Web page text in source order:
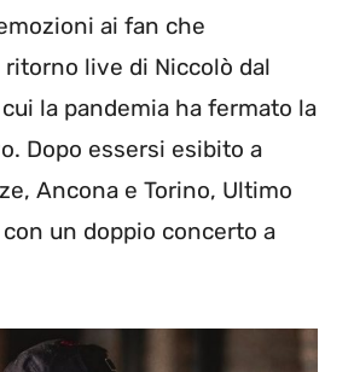
ai fan che
live di Niccolò dal
la pandemia ha fermato la
Dopo essersi esibito a
Ancona e Torino, Ultimo
un doppio concerto a